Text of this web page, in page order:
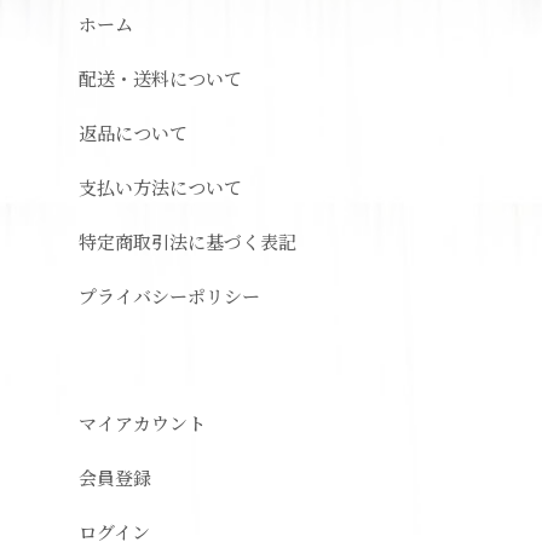
ホーム
配送・送料について
返品について
支払い方法について
特定商取引法に基づく表記
プライバシーポリシー
マイアカウント
会員登録
ログイン